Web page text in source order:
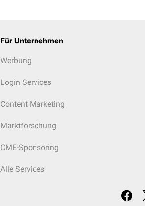
Für Unternehmen
Werbung
Login Services
Content Marketing
Marktforschung
CME-Sponsoring
Alle Services